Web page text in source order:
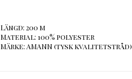
Längd: 200 m
Material: 100% polyester
Märke: AMANN (tysk kvalitetstråd)